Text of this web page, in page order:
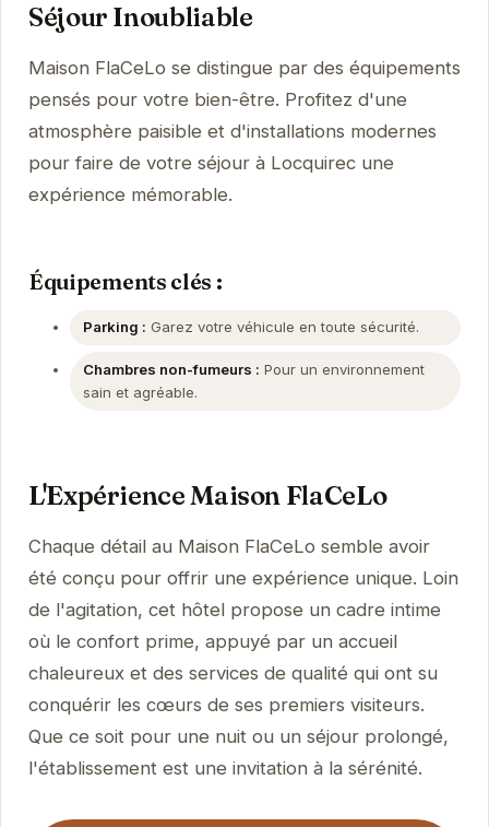
Séjour Inoubliable
Maison FlaCeLo se distingue par des équipements
pensés pour votre bien-être. Profitez d'une
atmosphère paisible et d'installations modernes
pour faire de votre séjour à Locquirec une
expérience mémorable.
Équipements clés :
Parking : Garez votre véhicule en toute sécurité.
Chambres non-fumeurs : Pour un environnement
sain et agréable.
L'Expérience Maison FlaCeLo
Chaque détail au Maison FlaCeLo semble avoir
été conçu pour offrir une expérience unique. Loin
de l'agitation, cet hôtel propose un cadre intime
où le confort prime, appuyé par un accueil
chaleureux et des services de qualité qui ont su
conquérir les cœurs de ses premiers visiteurs.
Que ce soit pour une nuit ou un séjour prolongé,
l'établissement est une invitation à la sérénité.